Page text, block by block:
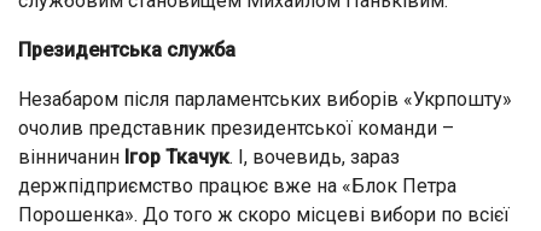
Президентська служба
Незабаром після парламентських виборів «Укрпошту»
очолив представник президентської команди –
вінничанин Ігор Ткачук. І, вочевидь, зараз
держпідприємство працює вже на «Блок Петра
Порошенка». До того ж скоро місцеві вибори по всієї